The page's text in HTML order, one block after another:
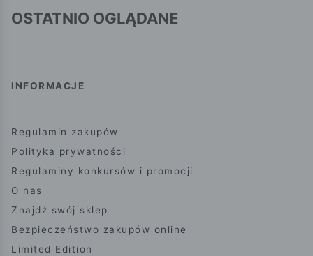
OSTATNIO OGLĄDANE
INFORMACJE
Regulamin zakupów
Polityka prywatności
Regulaminy konkursów i promocji
O nas
Znajdź swój sklep
Bezpieczeństwo zakupów online
Limited Edition